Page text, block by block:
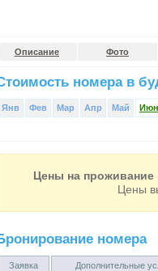
Описание Фото
номера в
Янв Фев Мар Апр Май Июн
Цены на проживание
Цены
номера
Заявка Дополнительные